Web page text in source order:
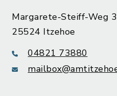
Margarete-Steiff-Weg 3
25524 Itzehoe
04821 73880